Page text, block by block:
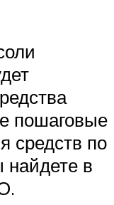
пошаговые
средств по
найдете в